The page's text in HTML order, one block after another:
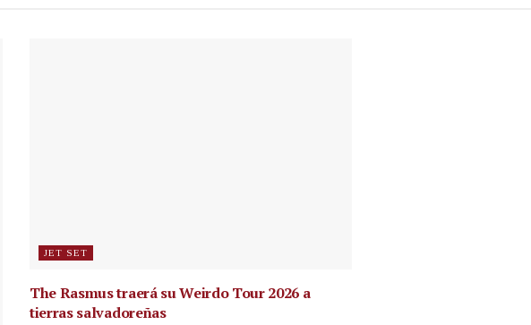
JET SET
The Rasmus traerá su Weirdo Tour 2026 a
tierras salvadoreñas